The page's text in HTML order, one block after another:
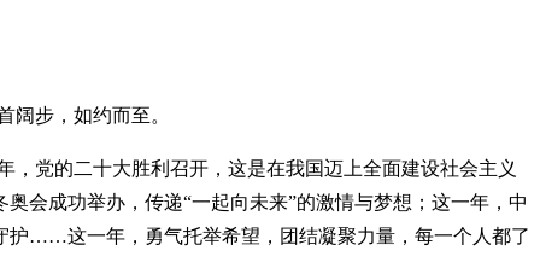
阔步，如约而至。
党的二十大胜利召开，这是在我国迈上全面建设社会主义
会成功举办，传递“一起向未来”的激情与梦想；这一年，中
护……这一年，勇气托举希望，团结凝聚力量，每一个人都了